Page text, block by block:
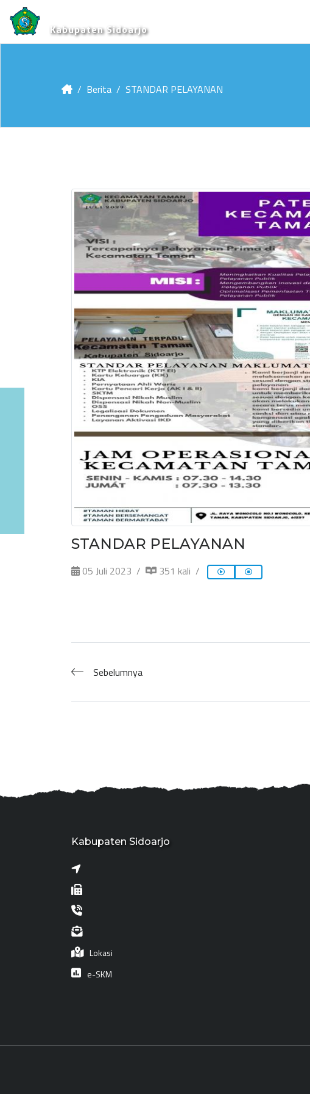
Kabupaten Sidoarjo
Berita STANDAR PELAYANAN
STANDAR PELAYANAN
05 Juli 2023 351 kali
Sebelumnya
Kabupaten Sidoarjo
Lokasi
e-SKM